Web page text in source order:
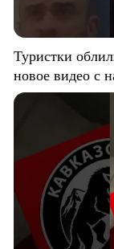
Туристки
новое видео с